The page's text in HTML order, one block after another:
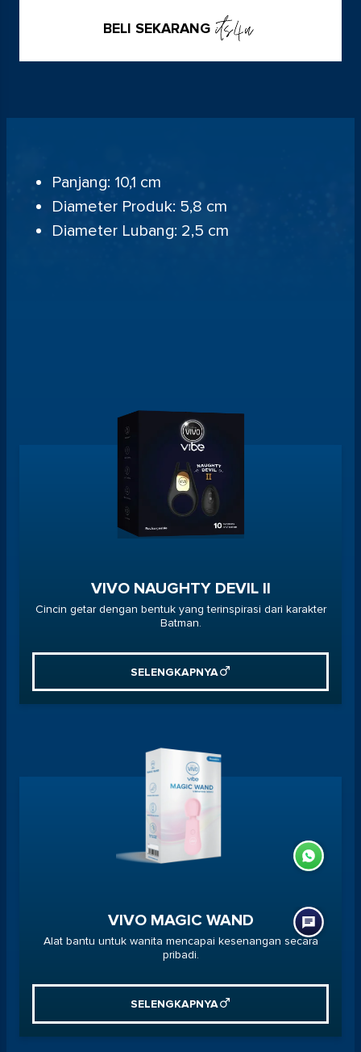
BELI SEKARANG
Panjang: 10,1 cm
Diameter Produk: 5,8 cm
Diameter Lubang: 2,5 cm
VIVO NAUGHTY DEVIL II
Cincin getar dengan bentuk yang terinspirasi dari karakter
Batman.
SELENGKAPNYA
VIVO MAGIC WAND
Alat bantu untuk wanita mencapai kesenangan secara
pribadi.
SELENGKAPNYA